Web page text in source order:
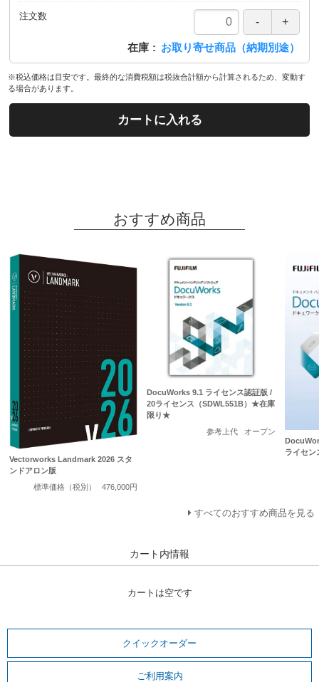
注文数
在庫 お取り寄せ商品（納期別途）
※税込価格は目安です。最終的な消費税額は税抜合計額から計算されるため、変動す
る場合があります。
カートに入れる
おすすめ商品
Vectorworks Landmark 2026 スタ
ンドアロン版
標準価格（税別）
476,000円
DocuWorks 9.1 ライセンス認証版 /
20ライセンス（SDWL551B）★在庫
限り★
参考上代
オープン
ライセン
すべてのおすすめ商品を見る
カート内情報
カートは空です
クイックオーダー
ご利用案内